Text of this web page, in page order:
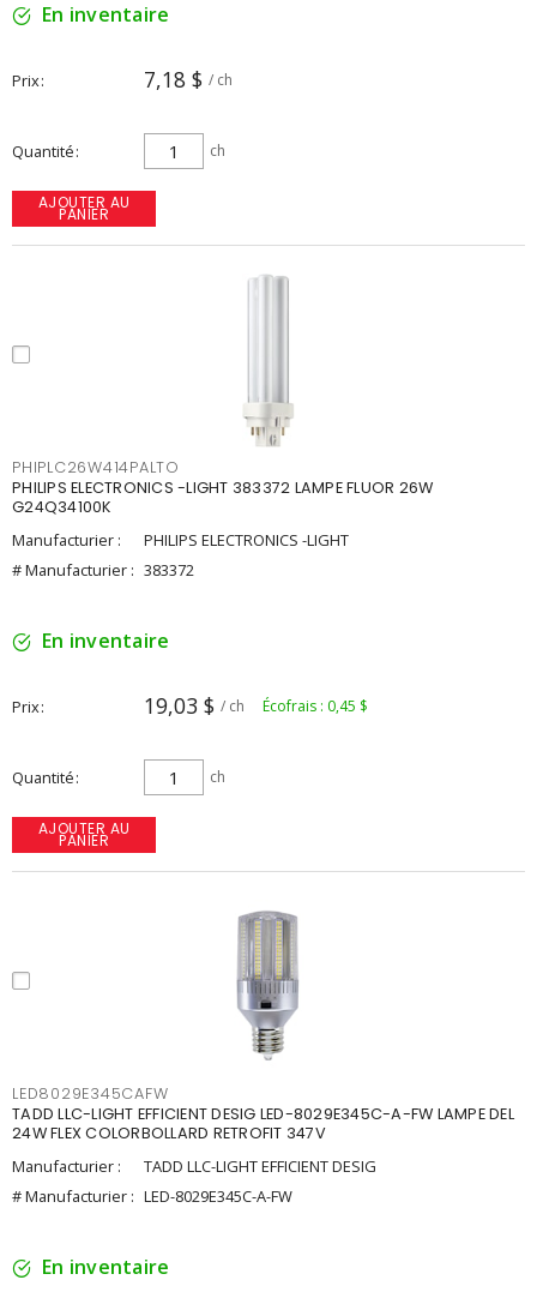
En inventaire
Prix 7,18 $ / ch
Quantité ch
AJOUTER AU
PANIER
PHIPLC26W414PALTO
PHILIPS ELECTRONICS -LIGHT 383372 LAMPE FLUOR 26W
G24Q34100K
Manufacturier :
PHILIPS ELECTRONICS -LIGHT
# Manufacturier : 383372
En inventaire
Prix 19,03 $ / ch Écofrais : 0,45 $
Quantité ch
AJOUTER AU
PANIER
LED8029E345CAFW
TADD LLC-LIGHT EFFICIENT DESIG LED-8029E345C-A-FW LAMPE DEL
24W FLEX COLORBOLLARD RETROFIT 347V
Manufacturier :
TADD LLC-LIGHT EFFICIENT DESIG
# Manufacturier : LED-8029E345C-A-FW
En inventaire